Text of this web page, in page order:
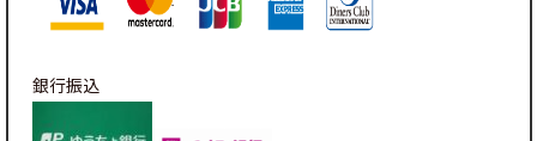
銀行振込